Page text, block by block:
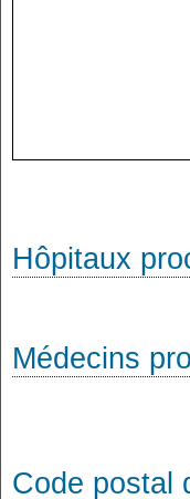
Hôpitaux
Médecins
Code postal